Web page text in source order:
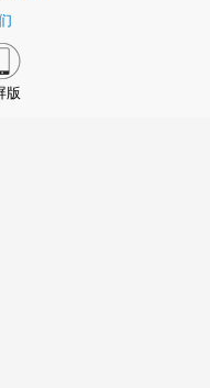
版